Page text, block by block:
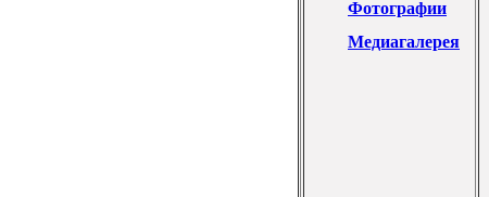
Фотографии
Медиагалерея